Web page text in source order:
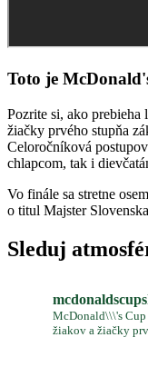
Toto je
Pozrite si, ako
žiačky prvého stupňa
Celoročníková
chlapcom, tak i
Vo finále sa stretne
o titul Majster
Sleduj
McDonald\\\'s
žiakov a žiačky